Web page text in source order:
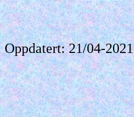
Oppdatert: 21/04-2021